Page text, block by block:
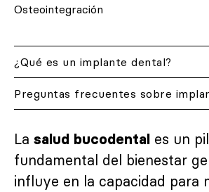
Osteointegración
¿Qué es un implante dental?
Preguntas frecuentes sobre
La salud bucodental es un
fundamental del bienestar
influye en la capacidad para